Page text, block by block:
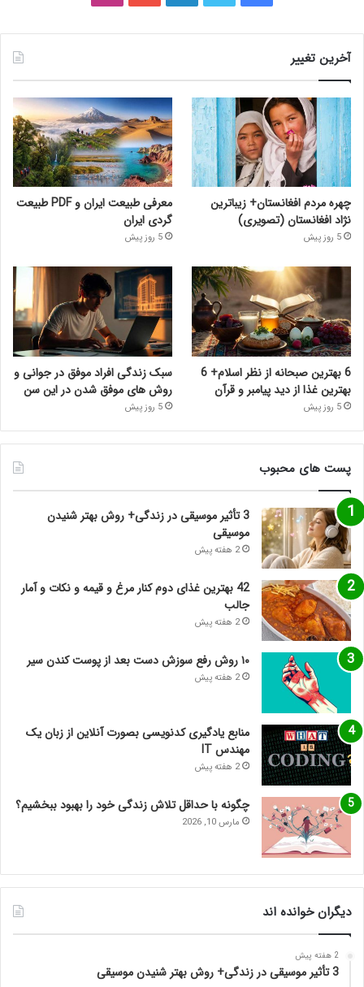
آخرین تغییر
چهره مردم افغانستان+ زیباترین
نژاد افغانستان (تصویری)
5 روز پیش
معرفی طبیعت ایران و PDF طبیعت
گردی ایران
5 روز پیش
6 بهترین صبحانه از نظر اسلام+ 6
بهترین غذا از دید پیامبر و قرآن
5 روز پیش
سبک زندگی افراد موفق در جوانی و
روش های موفق شدن در این سن
5 روز پیش
پست های محبوب
3 تأثیر موسیقی در زندگی+ روش بهتر شنیدن
موسیقی
2 هفته پیش
42 بهترین غذای دوم کنار مرغ و قیمه و نکات و آمار
جالب
2 هفته پیش
۱۰ روش رفع سوزش دست بعد از پوست کندن سیر
2 هفته پیش
منابع یادگیری کدنویسی بصورت آنلاین از زبان یک
مهندس IT
2 هفته پیش
چگونه با حداقل تلاش زندگی خود را بهبود ببخشیم؟
مارس 10, 2026
دیگران خوانده اند
2 هفته پیش
3 تأثیر موسیقی در زندگی+ روش بهتر شنیدن موسیقی